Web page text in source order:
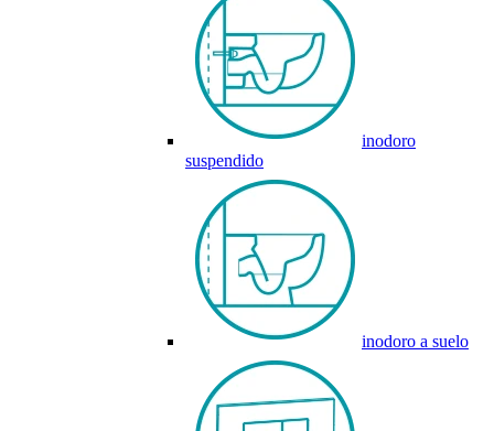
inodoro
suspendido
inodoro a suelo